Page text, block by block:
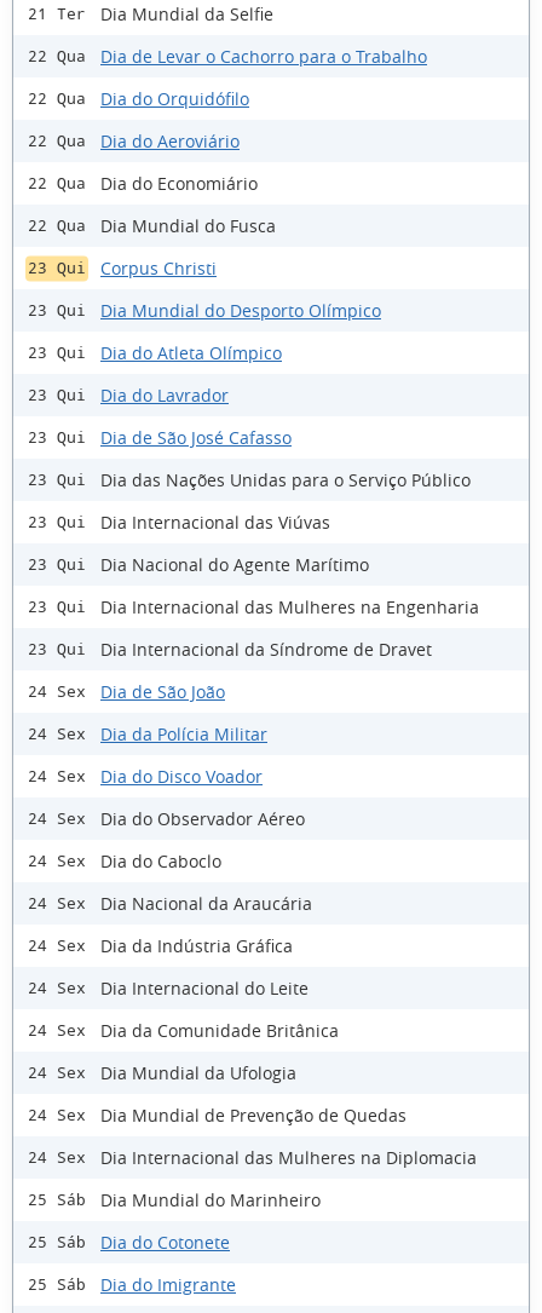
21 Ter Dia Mundial da Selfie
22 Qua Dia de Levar o Cachorro para o Trabalho
22 Qua Dia do Orquidófilo
22 Qua Dia do Aeroviário
22 Qua Dia do Economiário
22 Qua Dia Mundial do Fusca
23 Qui Corpus Christi
23 Qui Dia Mundial do Desporto Olímpico
23 Qui Dia do Atleta Olímpico
23 Qui Dia do Lavrador
23 Qui Dia de São José Cafasso
23 Qui Dia das Nações Unidas para o Serviço Público
23 Qui Dia Internacional das Viúvas
23 Qui Dia Nacional do Agente Marítimo
23 Qui Dia Internacional das Mulheres na Engenharia
23 Qui Dia Internacional da Síndrome de Dravet
24 Sex Dia de São João
24 Sex Dia da Polícia Militar
24 Sex Dia do Disco Voador
24 Sex Dia do Observador Aéreo
24 Sex Dia do Caboclo
24 Sex Dia Nacional da Araucária
24 Sex Dia da Indústria Gráfica
24 Sex Dia Internacional do Leite
24 Sex Dia da Comunidade Britânica
24 Sex Dia Mundial da Ufologia
24 Sex Dia Mundial de Prevenção de Quedas
24 Sex Dia Internacional das Mulheres na Diplomacia
25 Sáb Dia Mundial do Marinheiro
25 Sáb Dia do Cotonete
25 Sáb Dia do Imigrante